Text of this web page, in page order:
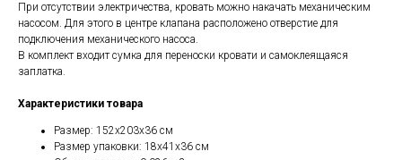
При отсутствии электричества, кровать можно накачать механическим
насосом. Для этого в центре клапана расположено отверстие для
подключения механического насоса.
В комплект входит сумка для переноски кровати и самоклеящаяся
заплатка.
Характеристики товара
Размер: 152х203х36 см
Размер упаковки: 18x41x36 см